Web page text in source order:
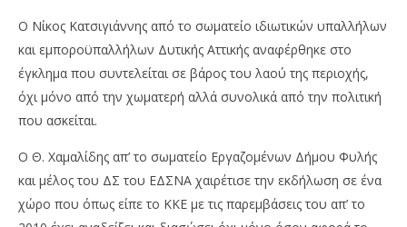
Ο Νίκος Κατσιγιάννης από το σωματείο ιδιωτικών υπαλλήλων
και εμποροϋπαλλήλων Δυτικής Αττικής αναφέρθηκε στο
έγκλημα που συντελείται σε βάρος του λαού της περιοχής,
όχι μόνο από την χωματερή αλλά συνολικά από την πολιτική
που ασκείται.
Ο Θ. Χαμαλίδης απ’ το σωματείο Εργαζομένων Δήμου Φυλής
και μέλος του ΔΣ του ΕΔΣΝΑ χαιρέτισε την εκδήλωση σε ένα
χώρο που όπως είπε το ΚΚΕ με τις παρεμβάσεις του απ’ το